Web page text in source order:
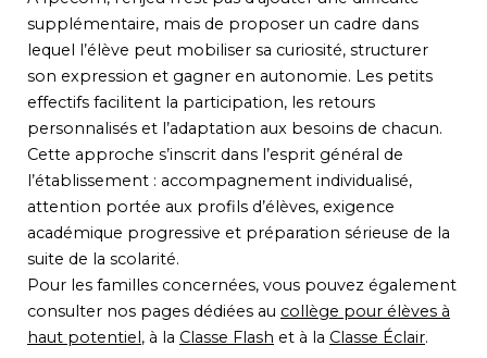
supplémentaire, mais de proposer un cadre dans
lequel l’élève peut mobiliser sa curiosité, structurer
son expression et gagner en autonomie. Les petits
effectifs facilitent la participation, les retours
personnalisés et l’adaptation aux besoins de chacun.
Cette approche s’inscrit dans l’esprit général de
l’établissement : accompagnement individualisé,
attention portée aux profils d’élèves, exigence
académique progressive et préparation sérieuse de la
suite de la scolarité.
Pour les familles concernées, vous pouvez également
consulter nos pages dédiées au collège pour élèves à
haut potentiel, à la Classe Flash et à la Classe Éclair.